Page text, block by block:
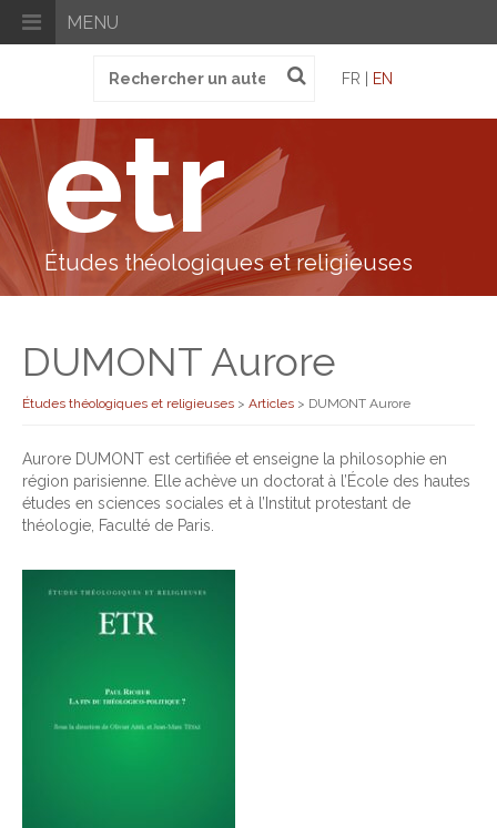
MENU
pour
FR | EN
etr
Études théologiques et religieuses
DUMONT Aurore
Études théologiques et religieuses > Articles > DUMONT Aurore
Aurore DUMONT est certifiée et enseigne la philosophie en
région parisienne. Elle achève un doctorat à l’École des hautes
études en sciences sociales et à l’Institut protestant de
théologie, Faculté de Paris.